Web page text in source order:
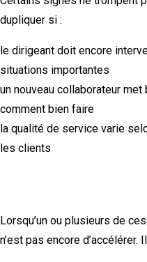
dupliquer si :
le dirigeant doit encore
situations importantes
un nouveau collaborateur
comment bien faire
la qualité de service varie
les clients
Lorsqu’un ou plusieurs de
n’est pas encore d’accélérer.